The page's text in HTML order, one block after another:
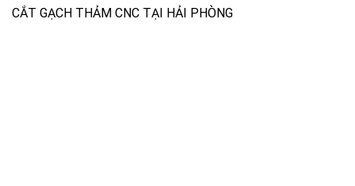
CẮT GẠCH THẢM CNC TẠI HẢI PHÒNG